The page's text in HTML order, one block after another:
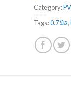
Category:
Tags:0.7 มิล,